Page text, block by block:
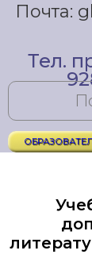
Почта:
Тел.